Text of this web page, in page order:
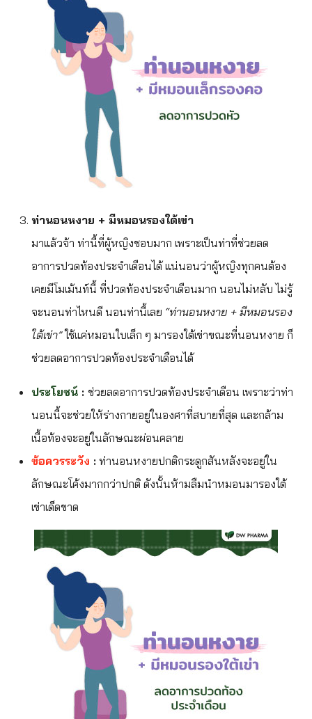
ท่านอนหงาย + มีหมอนรองใต้เข่า
มาแล้วจ้า ท่านี้ที่ผู้หญิงชอบมาก เพราะเป็นท่าที่ช่วยลด
อาการปวดท้องประจำเดือนได้ แน่นอนว่าผู้หญิงทุกคนต้อง
เคยมีโมเม้นท์นี้ ที่ปวดท้องประจำเดือนมาก นอนไม่หลับ ไม่รู้
จะนอนท่าไหนดี นอนท่านี้เลย “ท่านอนหงาย + มีหมอนรอง
ใต้เข่า”ใช้แค่หมอนใบเล็ก ๆ มารองใต้เข่าขณะที่นอนหงาย ก็
ช่วยลดอาการปวดท้องประจำเดือนได้
ประโยชน์ : ช่วยลดอาการปวดท้องประจำเดือน เพราะว่าท่า
นอนนี้จะช่วยให้ร่างกายอยู่ในองศาที่สบายที่สุด และกล้าม
เนื้อท้องจะอยู่ในลักษณะผ่อนคลาย
ข้อควรระวัง : ท่านอนหงายปกติกระดูกสันหลังจะอยู่ใน
ลักษณะโค้งมากกว่าปกติ ดังนั้นห้ามลืมนำหมอนมารองใต้
เข่าเด็ดขาด